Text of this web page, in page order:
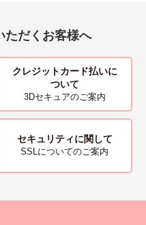
ただくお客様へ
クレジットカード払いに
ついて
3Dセキュアのご案内
セキュリティに関して
SSLについてのご案内